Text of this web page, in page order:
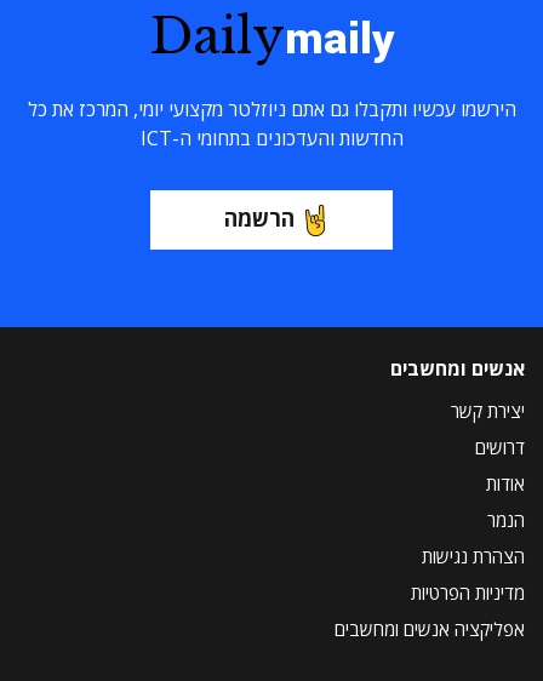
Dailymaily
הירשמו עכשיו ותקבלו גם אתם ניוזלטר מקצועי יומי, המרכז את כל
החדשות והעדכונים בתחומי ה-ICT
הרשמה
אנשים ומחשבים
יצירת קשר
דרושים
אודות
הנמר
הצהרת נגישות
מדיניות הפרטיות
אפליקציה אנשים ומחשבים